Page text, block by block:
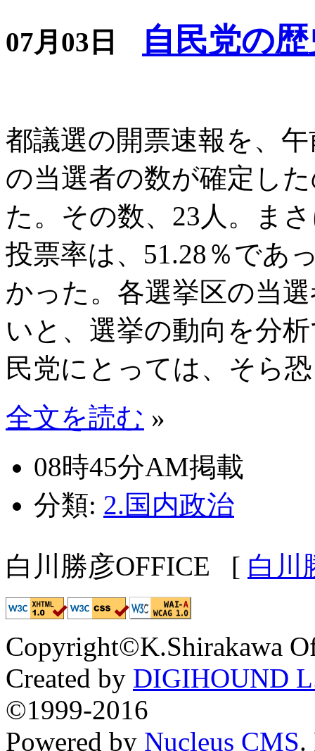
07月03日
自民党の
都議選の開票速報を、
の当選者の数が確定し
た。その数、23人。ま
投票率は、51.28％であ
かった。各選挙区の当
いと、選挙の動向を分
民党にとっては、そら
全文を読む »
08時45分AM掲載
分類: 2.国内政治
白川勝彦OFFICE [ 白川
Copyright©K.Shirakawa
Created by DIGIHOUND
©1999-2016
Powered by Nucleus CMS.